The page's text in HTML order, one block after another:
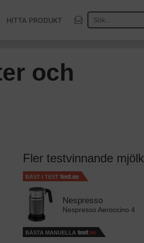
HITTA PRODUKT
och
Fler testvinnande
BÄST I TEST
Nespresso
Nespresso Aeroccino 4
BÄSTA MANUELLA